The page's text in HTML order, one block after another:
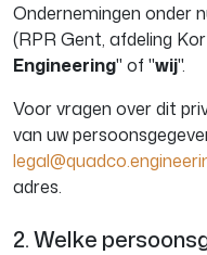
Ondernemingen onder
(RPR Gent, afdeling
Engineering" of "wij".
Voor vragen over dit
van uw
adres.
2. Welke